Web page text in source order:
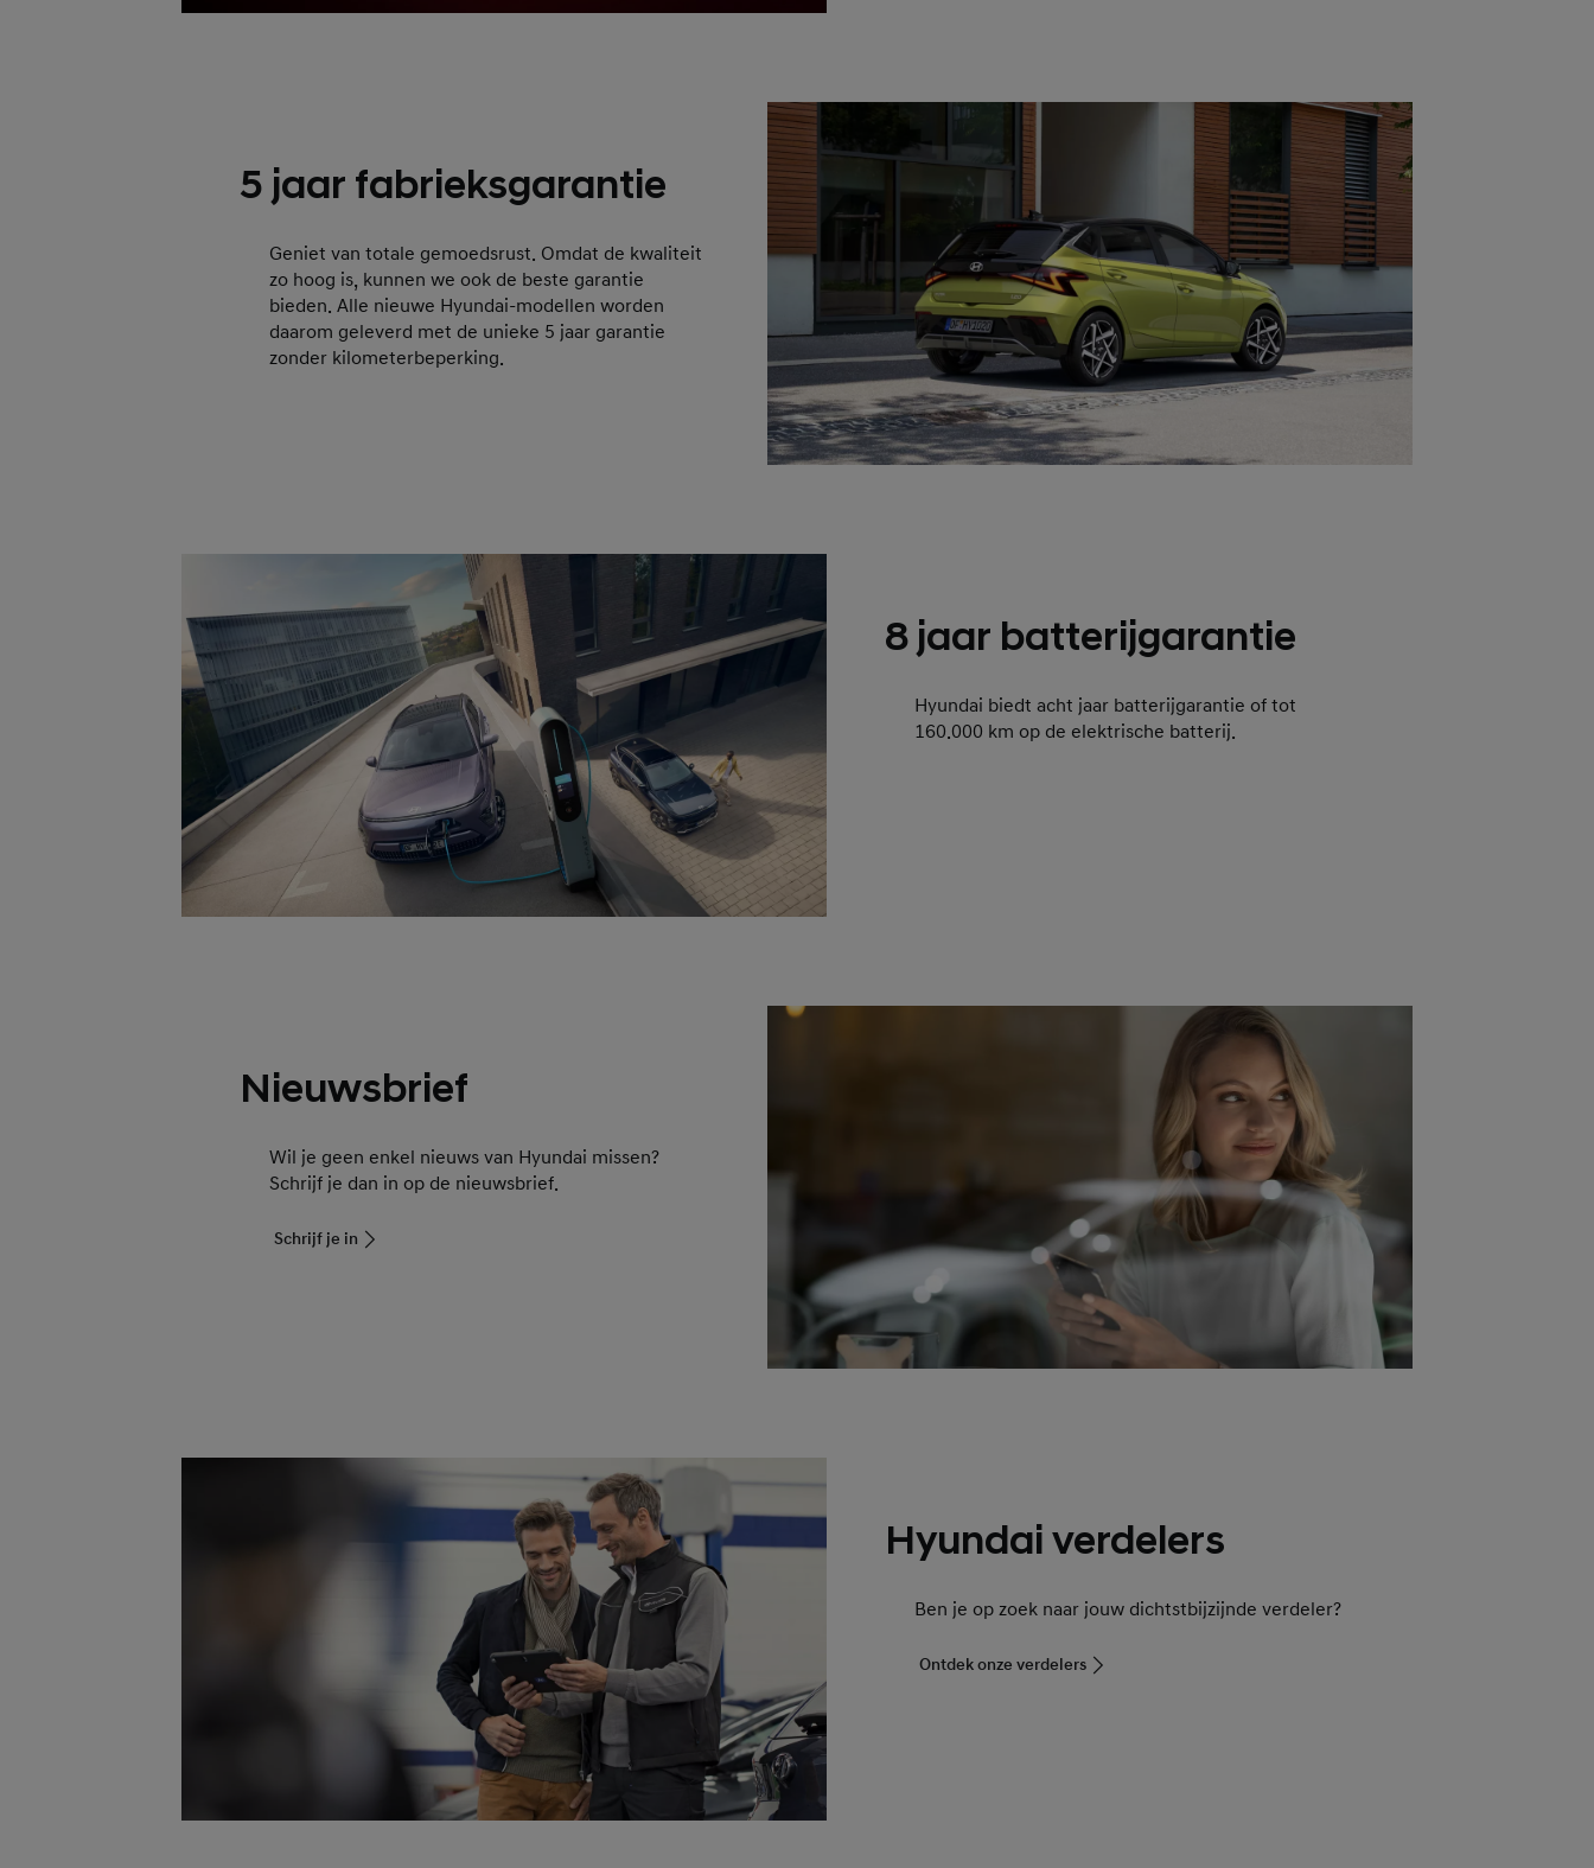
5 jaar fabrieksgarantie
Geniet van totale gemoedsrust. Omdat de kwaliteit
zo hoog is, kunnen we ook de beste garantie
bieden. Alle nieuwe Hyundai-modellen worden
daarom geleverd met de unieke 5 jaar garantie
zonder kilometerbeperking.
8 jaar batterijgarantie
Hyundai biedt acht jaar batterijgarantie of tot
160.000 km op de elektrische batterij.
Nieuwsbrief
Wil je geen enkel nieuws van Hyundai missen?
Schrijf je dan in op de nieuwsbrief.
Schrijf je in
Hyundai verdelers
Ben je op zoek naar jouw dichtstbijzijnde verdeler?
Ontdek onze verdelers